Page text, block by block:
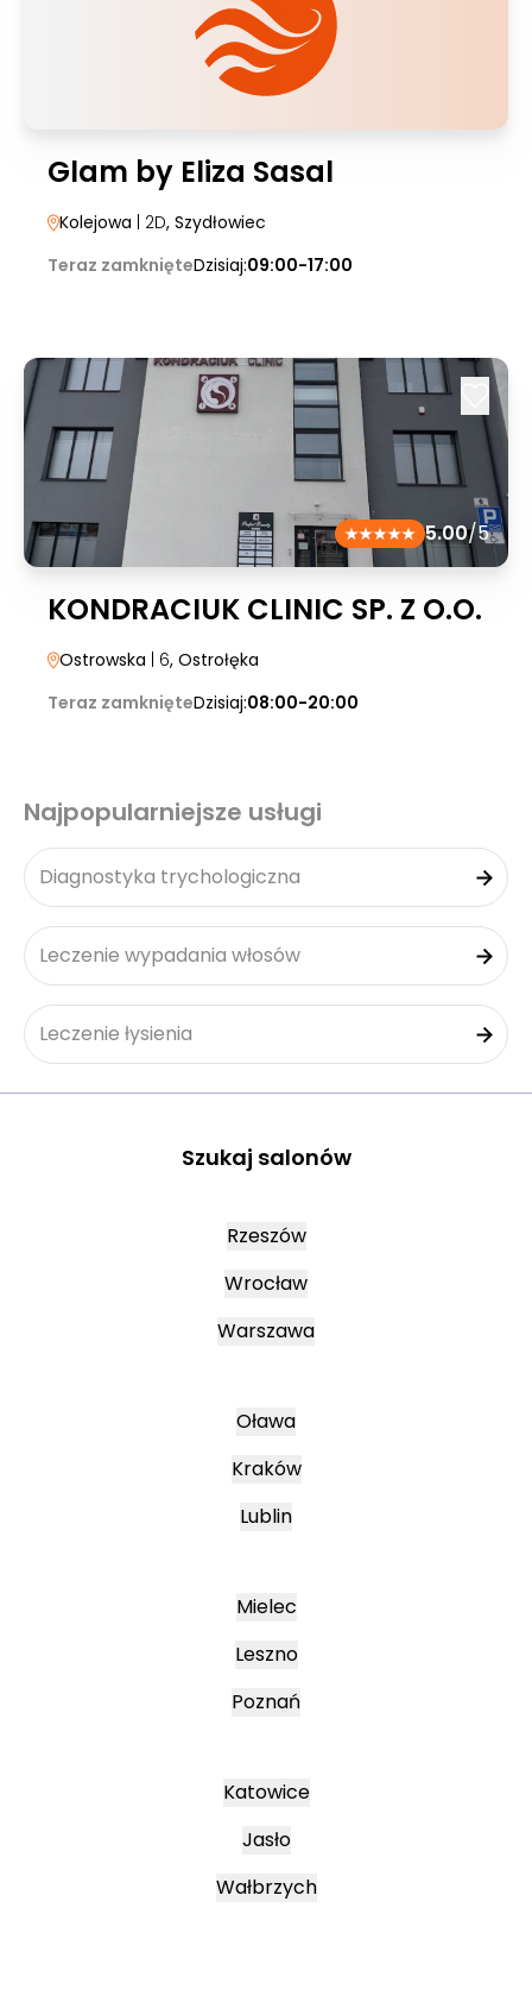
Glam by Eliza Sasal
Kolejowa | 2D, Szydłowiec
Teraz zamknięteDzisiaj:09:00-17:00
5.00/5
KONDRACIUK CLINIC SP. Z O.O.
Ostrowska | 6, Ostrołęka
Teraz zamknięteDzisiaj:08:00-20:00
Najpopularniejsze usługi
Diagnostyka trychologiczna
Leczenie wypadania włosów
Leczenie łysienia
Szukaj salonów
Rzeszów
Wrocław
Warszawa
Oława
Kraków
Lublin
Mielec
Leszno
Poznań
Katowice
Jasło
Wałbrzych